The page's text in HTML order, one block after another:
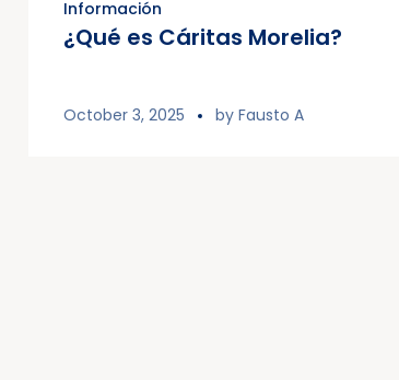
Información
¿Qué es Cáritas Morelia?
October 3, 2025 by Fausto A